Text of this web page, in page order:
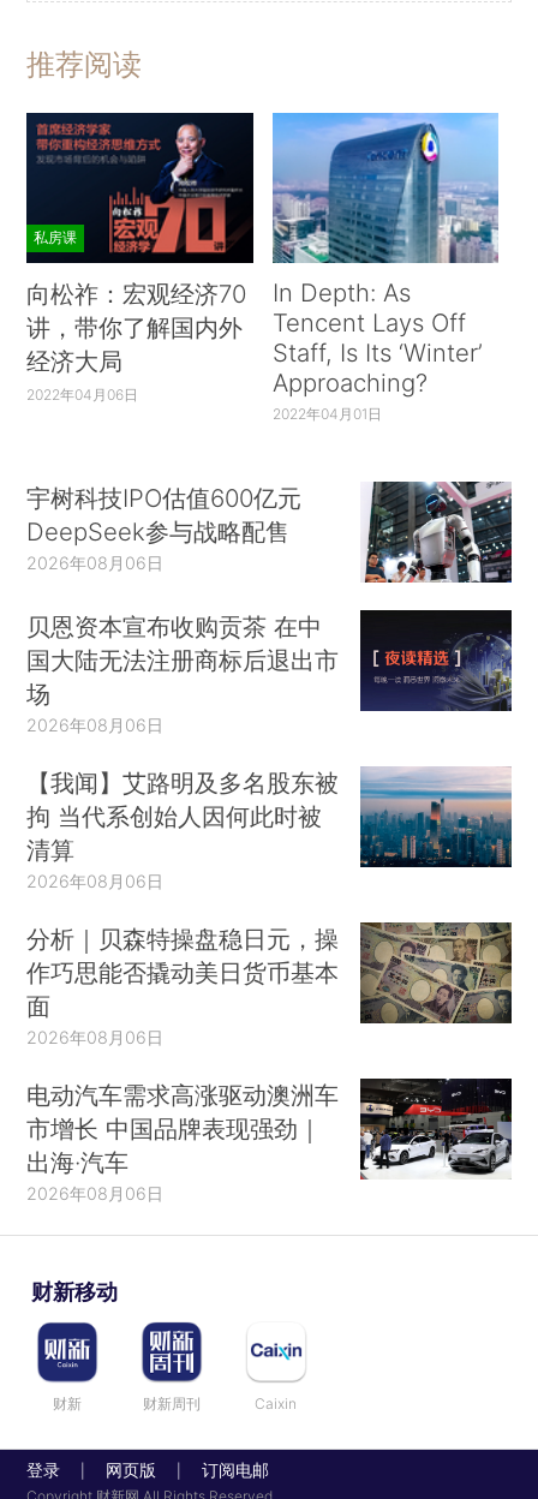
推荐阅读
私房课
向松祚：宏观经济70
讲，带你了解国内外
经济大局
2022年04月06日
In Depth: As
Tencent Lays Off
Staff, Is Its ‘Winter’
Approaching?
2022年04月01日
宇树科技IPO估值600亿元
DeepSeek参与战略配售
2026年08月06日
贝恩资本宣布收购贡茶 在中
国大陆无法注册商标后退出市
场
2026年08月06日
【我闻】艾路明及多名股东被
拘 当代系创始人因何此时被
清算
2026年08月06日
分析｜贝森特操盘稳日元，操
作巧思能否撬动美日货币基本
面
2026年08月06日
电动汽车需求高涨驱动澳洲车
市增长 中国品牌表现强劲｜
出海·汽车
2026年08月06日
财新移动
财新 财新周刊 Caixin
登录 网页版 订阅电邮